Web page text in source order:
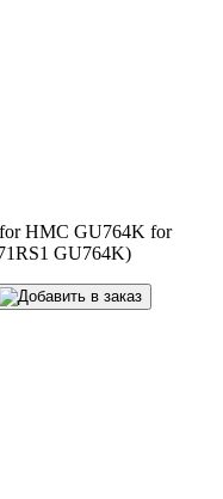
HMC GU764K for
GU764K)